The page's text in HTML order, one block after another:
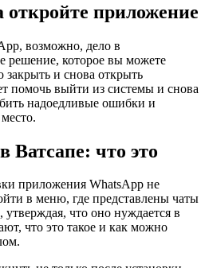
откройте приложение
возможно, дело в
решение, которое вы можете
и снова открыть
помочь выйти из системы и снова
надоедливые ошибки и
Ватсапе: что это
приложения WhatsApp не
в меню, где представлены чаты
что оно нуждается в
что это такое и как можно